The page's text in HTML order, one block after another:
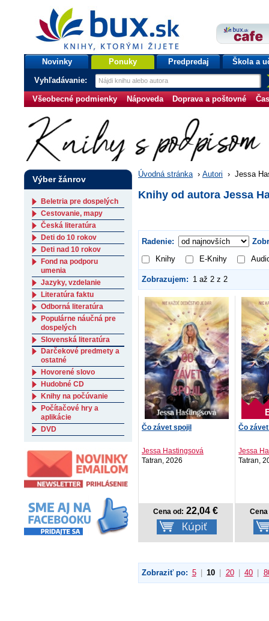
bux.sk
knihy, ktorými žijete
Úvodná stránka
Novinky Ponuky Predpredaj Škola a
Vyhľadávanie:
Všeobecné podmienky Nápoveda Doprava a poštovné
Úvodná stránka › Autori › Jessa
Knihy od autora Jessa
Radenie:
Knihy
E-Knihy
Zobrazujem: 1 až 2 z 2
Čo závet spojil
Jessa Hastingsová
Tatran, 2026
Cena od: 22,04 €
Čo
Jessa
Tatran,
Zobraziť po: 5 10 20 40
Výber žánrov
Beletria pre dospelých
Cestovanie, mapy
Česká literatúra
Deti do 10 rokov
Deti nad 10 rokov
Fond na podporu
umenia
Jazyky, vzdelanie
Literatúra faktu
Odborná literatúra
Populárne náučná pre
dospelých
Slovenská literatúra
Darčekové predmety a
ostatné
Hovorené slovo
Hudobné CD
Knihy na počúvanie
Počítačové hry a
aplikácie
DVD